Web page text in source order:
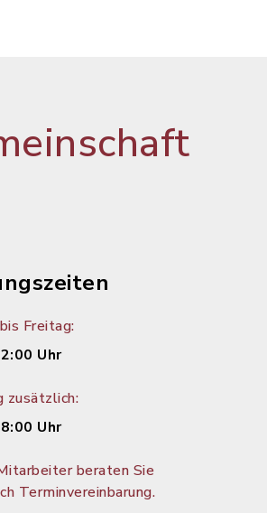
Freitag:
Uhr
zusätzlich:
Uhr
beraten Sie
Terminvereinbarung.